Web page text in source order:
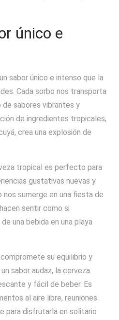
único e
sabor único e intenso que la
Cada sorbo nos transporta
de sabores vibrantes y
de ingredientes tropicales,
crea una explosión de
tropical es perfecto para
gustativas nuevas y
nos sumerge en una fiesta de
sentir como si
una bebida en una playa
su equilibrio y
sabor audaz, la cerveza
y fácil de beber. Es
al aire libre, reuniones
para disfrutarla en solitario